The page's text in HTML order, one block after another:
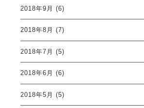
2018年9月 (6)
2018年8月 (7)
2018年7月 (5)
2018年6月 (6)
2018年5月 (5)